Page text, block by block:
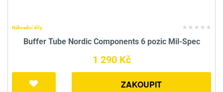
Náhradní díly
Buffer Tube Nordic Components 6 pozic Mil-Spec
1 290 Kč
ZAKOUPIT